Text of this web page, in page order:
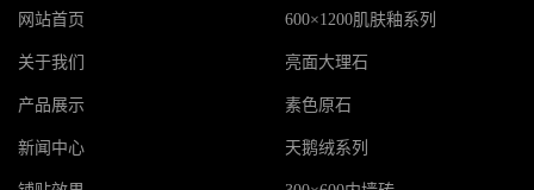
网站首页
关于我们
产品展示
新闻中心
600×1200肌肤釉系列
亮面大理石
素色原石
天鹅绒系列